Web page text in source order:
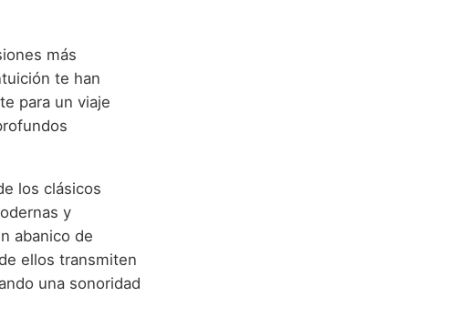
más
te han
para un viaje
los clásicos
y
abanico de
ellos transmiten
una sonoridad